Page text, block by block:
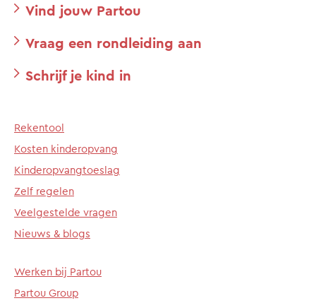
Vind jouw Partou
Vraag een rondleiding aan
Schrijf je kind in
Rekentool
Kosten kinderopvang
Kinderopvangtoeslag
Zelf regelen
Veelgestelde vragen
Nieuws & blogs
Werken bij Partou
Partou Group